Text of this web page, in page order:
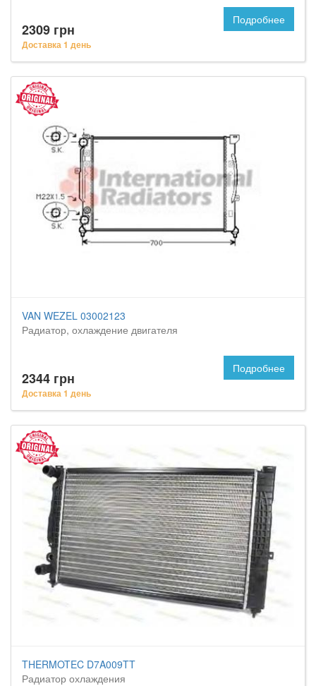
2309 грн
Доставка 1 день
Подробнее
VAN WEZEL 03002123
Радиатор, охлаждение двигателя
2344 грн
Доставка 1 день
Подробнее
THERMOTEC D7A009TT
Радиатор охлаждения